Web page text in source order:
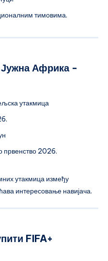
тимовима.
Јужна Африка -
утакмица
првенство 2026.
утакмица између
интересовање навијача.
FIFA+